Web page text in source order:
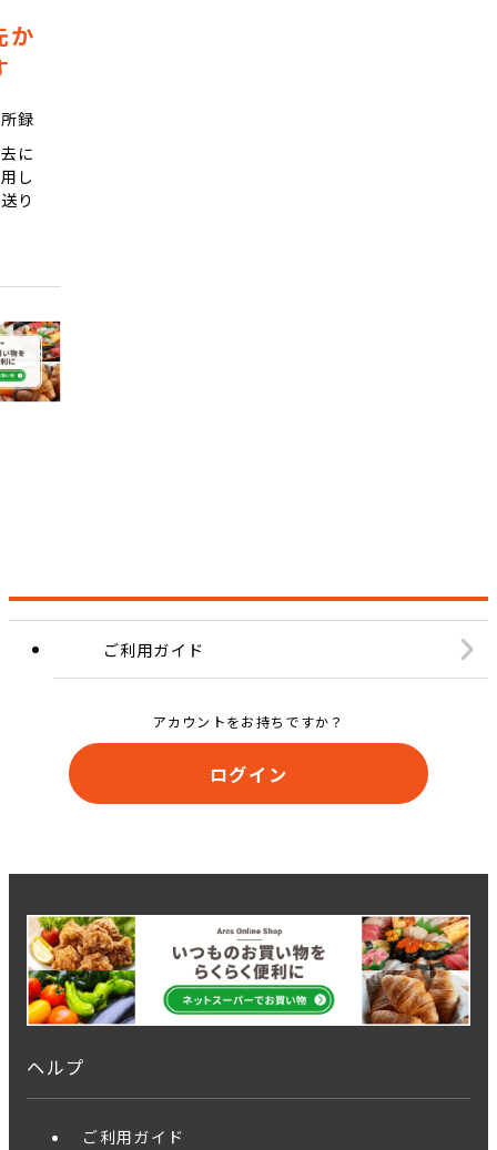
か
録
に
し
り
ご利用ガイド
アカウントをお持ちですか？
ログイン
ヘルプ
ご利用ガイド